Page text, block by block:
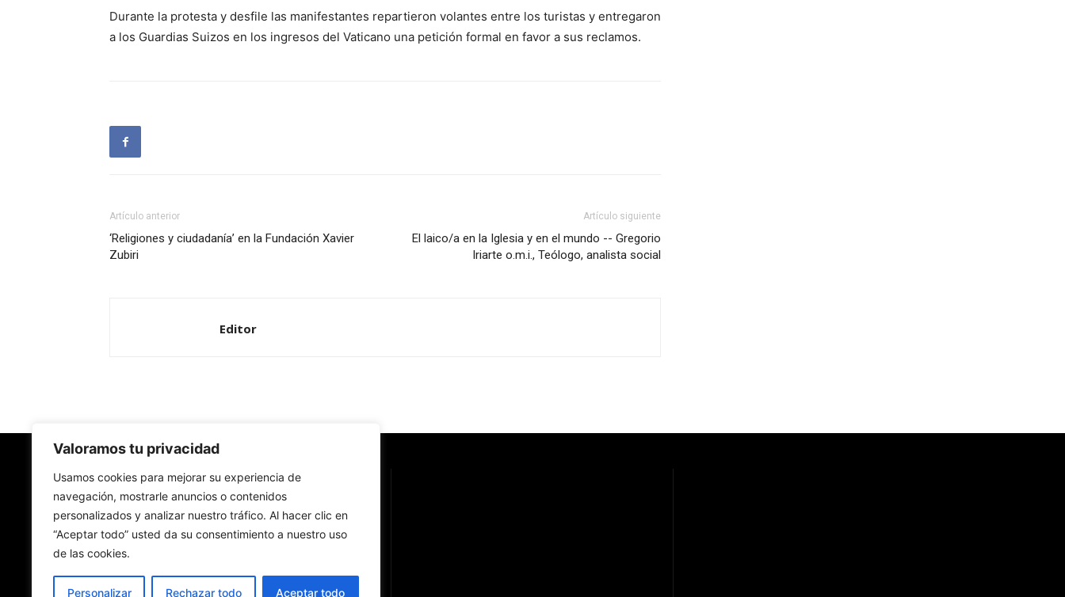
Valoramos tu privacidad
Usamos cookies para mejorar su experiencia de
navegación, mostrarle anuncios o contenidos
personalizados y analizar nuestro tráfico. Al hacer clic en
“Aceptar todo” usted da su consentimiento a nuestro uso
de las cookies.
Personalizar Rechazar todo Aceptar todo
Durante la protesta y desfile las manifestantes repartieron volantes entre los turistas y entregaron
a los Guardias Suizos en los ingresos del Vaticano una petición formal en favor a sus reclamos.
Artículo anterior
‘Religiones y ciudadanía’ en la Fundación Xavier
Zubiri
Artículo siguiente
El laico/a en la Iglesia y en el mundo -- Gregorio
Iriarte o.m.i., Teólogo, analista social
Editor
Redes Cristianas
Una mirada alternativa sobre la Iglesia católica y la
- Colectivos de Redes Cristianas